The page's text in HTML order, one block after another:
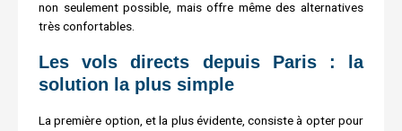
non seulement possible, mais offre même des alternatives
très confortables.
Les vols directs depuis Paris : la
solution la plus simple
La première option, et la plus évidente, consiste à opter pour